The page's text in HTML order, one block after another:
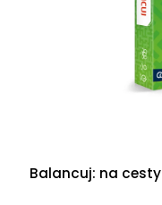
Balancuj: na cesty